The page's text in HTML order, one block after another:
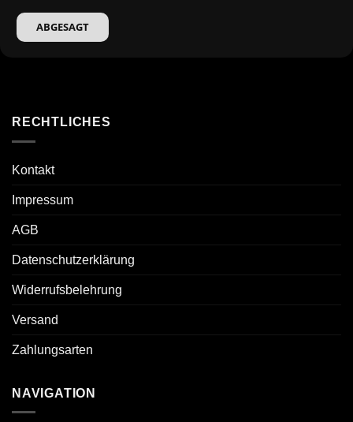
ABGESAGT
RECHTLICHES
Kontakt
Impressum
AGB
Datenschutzerklärung
Widerrufsbelehrung
Versand
Zahlungsarten
NAVIGATION